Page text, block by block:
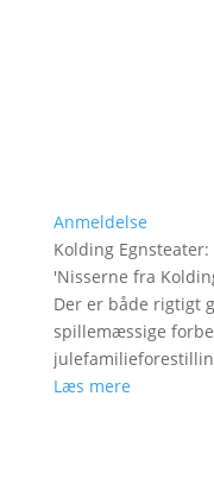
Anmeldelse
Kolding Egnsteater:
'Nisserne fra
Der er både rigtigt
spillemæssige
Læs mere